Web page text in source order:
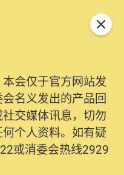
会仅于官方网站发
名义发出的产品回
交媒体讯息，切勿
个人资料。如有疑
或消委会热线2929
关闭